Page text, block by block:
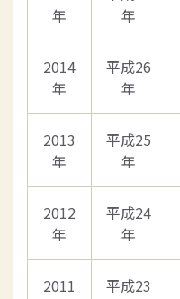
年
年
2014
年
平成26
年
2013
年
平成25
年
2012
年
平成24
年
2011
平成23